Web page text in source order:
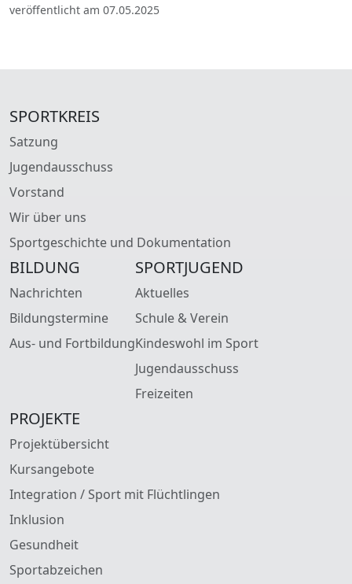
veröffentlicht am 07.05.2025
SPORTKREIS
Satzung
Jugendausschuss
Vorstand
Wir über uns
Sportgeschichte und Dokumentation
BILDUNG
Nachrichten
Bildungstermine
Aus- und Fortbildung
SPORTJUGEND
Aktuelles
Schule & Verein
Kindeswohl im Sport
Jugendausschuss
Freizeiten
PROJEKTE
Projektübersicht
Kursangebote
Integration / Sport mit Flüchtlingen
Inklusion
Gesundheit
Sportabzeichen